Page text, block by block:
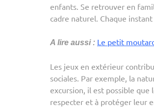
enfants. Se retrouver en
cadre naturel. Chaque
A lire aussi : Le petit
Les jeux en extérieur
sociales. Par exemple, la
excursion, il est possible
respecter et à protéger leur